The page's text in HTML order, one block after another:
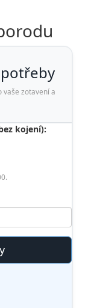
vaše zotavení a
kojení):